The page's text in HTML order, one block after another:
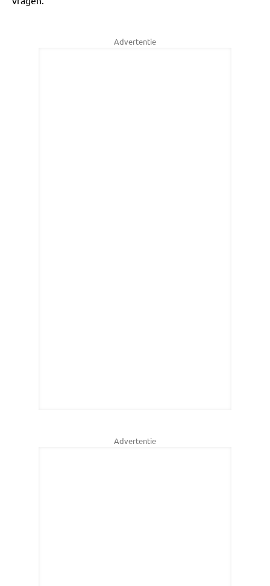
Advertentie
Advertentie